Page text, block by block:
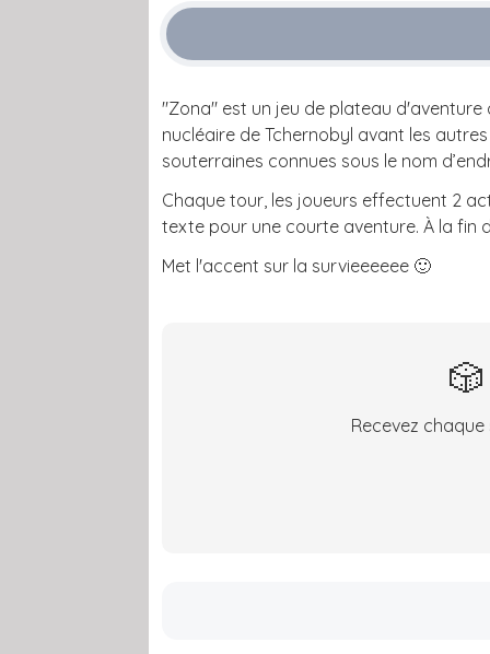
"Zona" est un jeu de plateau
nucléaire de Tchernobyl avant les
souterraines connues sous le nom
Chaque tour, les joueurs effectuent 2
texte pour une courte aventure. À la fin
Met l'accent sur la survieeeeee 🙂
Recevez